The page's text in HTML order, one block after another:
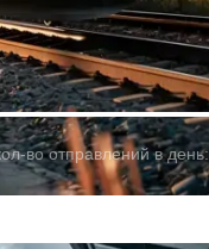
во отправлений в день: